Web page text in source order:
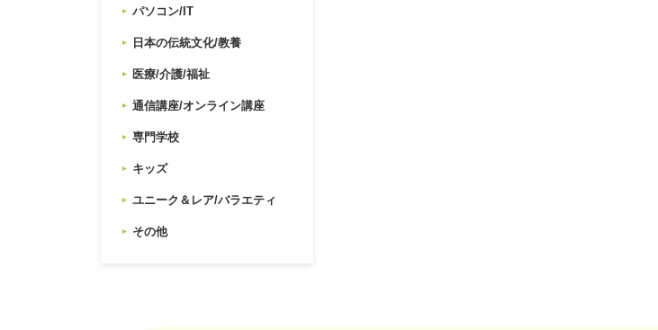
パソコン/IT
日本の伝統文化/教養
医療/介護/福祉
通信講座/オンライン講座
専門学校
キッズ
ユニーク＆レア/バラエティ
その他